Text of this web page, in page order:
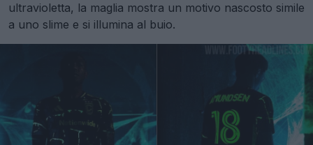
ultravioletta, la maglia mostra un motivo nascosto simile
a uno slime e si illumina al buio.